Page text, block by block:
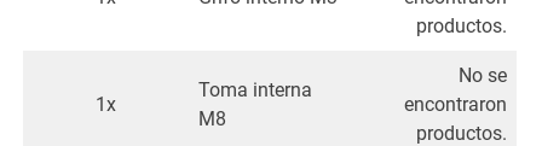
productos.
1x
Toma interna
M8
No se
encontraron
productos.